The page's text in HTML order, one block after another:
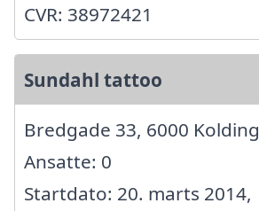
CVR: 38972421
Sundahl tattoo
Bredgade 33, 6000 Kolding
Ansatte: 0
Startdato: 20. marts 2014,